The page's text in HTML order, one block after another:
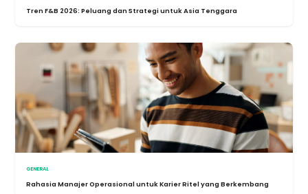
Tren F&B 2026: Peluang dan Strategi untuk Asia Tenggara
GENERAL
Rahasia Manajer Operasional untuk Karier Ritel yang Berkembang